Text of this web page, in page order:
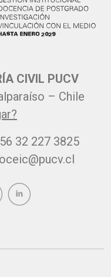
CIVIL PUCV
– Chile
32 227 3825